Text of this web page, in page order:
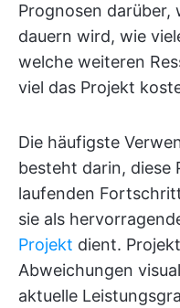
Prognosen darüber,
dauern wird, wie
welche weiteren
viel das Projekt
Die häufigste
besteht darin, diese
laufenden
sie als
Projekt dient.
Abweichungen
aktuelle